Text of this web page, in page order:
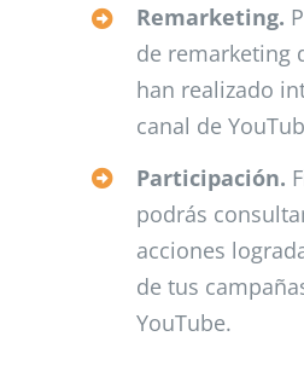
Remarketing.
de remarketing
han realizado
canal de
Participación.
podrás
acciones
de tus
YouTube.